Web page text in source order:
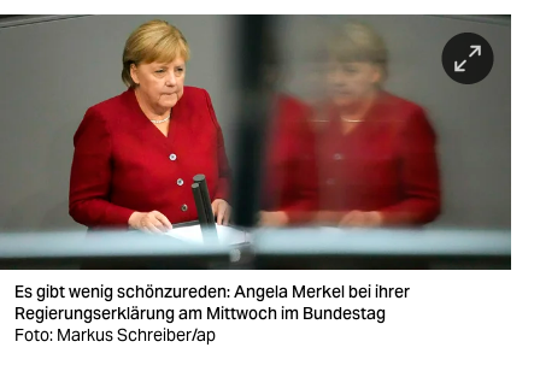
sport
wahrheit
verlag
verlag
veranstaltungen
Es gibt wenig schönzureden: Angela Merkel bei ihrer
Regierungserklärung am Mittwoch im Bundestag
Foto: Markus Schreiber/ap